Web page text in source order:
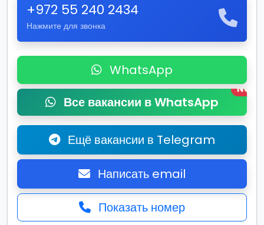
+972 55 240 2434
Нажмите для звонка
WhatsApp
Все вакансии в WhatsApp
New
Ещё вакансии в Telegram
Написать email
Показать номер